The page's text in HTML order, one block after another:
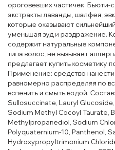
ороговевших частичек.
экстракты лаванды, шалфея,
которые оказывают
уменьшая зуд и раздражение.
содержит натуральные
типа волос, не вызывает
предлагает купить косметику
Применение: средство
равномерно распределяя по
вспенить и смыть водой.
Sullosuccinate, Lauryl
Sodium Methyl Cocoyl Taurate,
Methylpropanediol, Sodium
Polyquaternium-10, Panthenol,
Hydroxypropyltrimonium